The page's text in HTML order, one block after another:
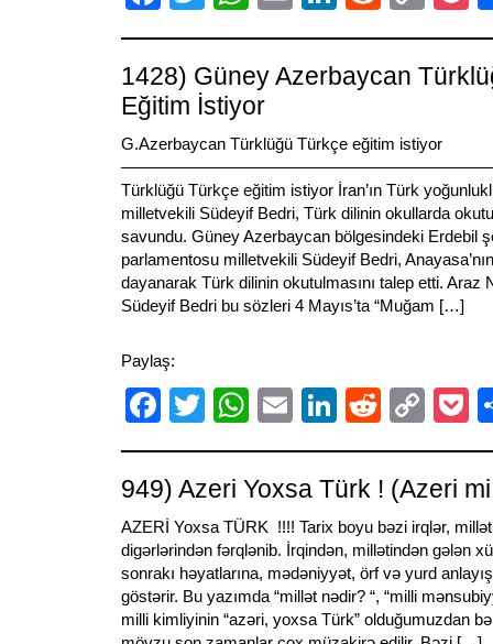
Link
1428) Güney Azerbaycan
Eğitim İstiyor
G.Azerbaycan Türklüğü Türkçe eğitim istiyor
Türklüğü Türkçe eğitim istiyor İran’ın Türk
milletvekili Südeyif Bedri, Türk dilinin okullarda
savundu. Güney Azerbaycan bölgesindeki Erdebil
parlamentosu milletvekili Südeyif Bedri,
dayanarak Türk dilinin okutulmasını talep etti. Araz
Südeyif Bedri bu sözleri 4 Mayıs’ta “Muğam […]
Paylaş:
Facebook
TwitterWhatsApp
EmailLinkedIn
Reddit
Link
949) Azeri Yoxsa Türk ! (Azeri
AZERİ Yoxsa TÜRK !!!! Tarix boyu bəzi irqlər,
digərlərindən fərqlənib. İrqindən, millətindən gələn
sonrakı həyatlarına, mədəniyyət, örf və yurd
göstərir. Bu yazımda “millət nədir? “, “milli
milli kimliyinin “azəri, yoxsa Türk” olduğumuzdan